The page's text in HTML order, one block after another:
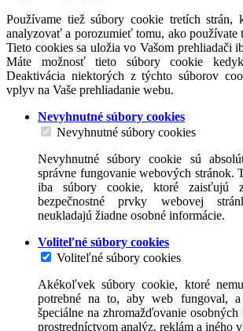
Používame tiež súbory cookie tretích strán,
analyzovať a porozumieť tomu, ako používate
Tieto cookies sa uložia vo Vašom prehliadači
Máte možnosť tieto súbory cookie
Deaktivácia niektorých z týchto súborov
vplyv na Vaše prehliadanie webu.
Nevyhnutné súbory cookies
Nevyhnutné súbory cookies
Nevyhnutné súbory cookie sú
správne fungovanie webových stránok.
iba súbory cookie, ktoré zaisťujú
bezpečnostné prvky webovej
neukladajú žiadne osobné informácie.
Voliteľné súbory cookies
Voliteľné súbory cookies
Akékoľvek súbory cookie, ktoré
potrebné na to, aby web fungoval,
špeciálne na zhromažďovanie
prostredníctvom analýz, reklám a iného